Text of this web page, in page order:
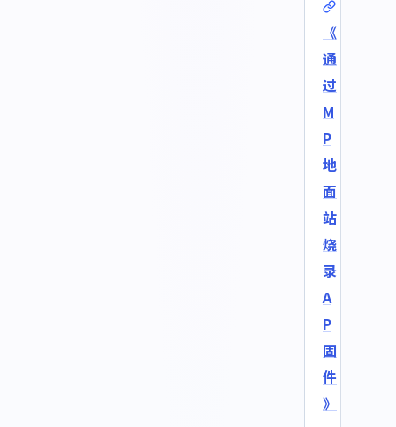
《
通
过
M
P
地
面
站
烧
录
A
P
固
件
》